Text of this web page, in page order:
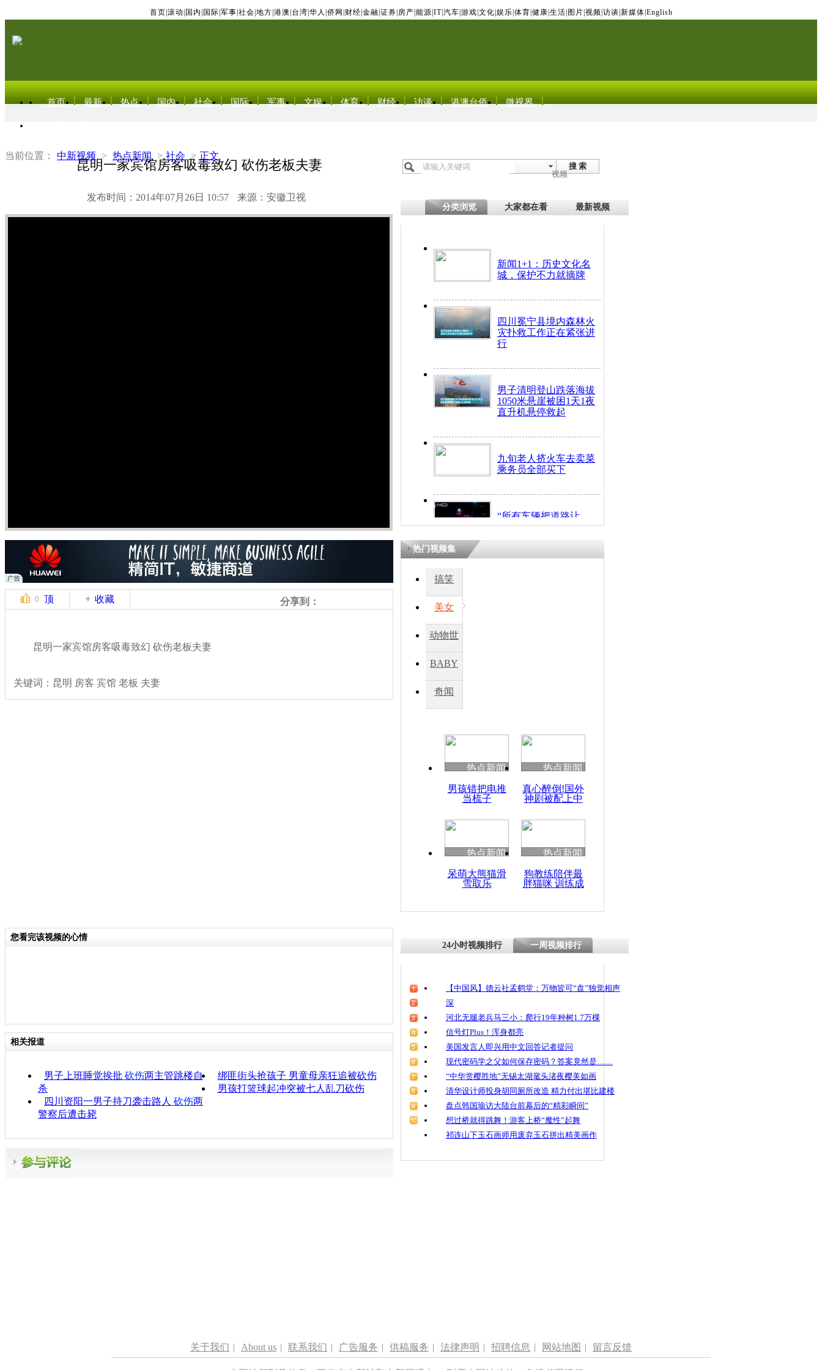
首页 滚动 国内 国际 军事 社会 地方 港澳 台湾 华人 侨网 财经 金融 证券 房产 能源 IT| 汽车 游戏 文化 娱乐 体育 健康 生活 图片 视频 访谈 新媒体 English
首页 最新 热点 国内 社会 国际 军事 文娱 体育 财经 访谈 港澳台侨 微视界
当前位置： 中新视频 > 热点新闻 > 社会 > 正文
昆明一家宾馆房客吸毒致幻 砍伤老板夫妻
发布时间：2014年07月26日 10:57 来源：安徽卫视
搜 索
视频
分类浏览 大家都在看 最新视频
新闻1+1：历史文化名
城，保护不力就摘牌
四川冕宁县境内森林火
灾扑救工作正在紧张进
行
男子清明登山跌落海拔
1050米悬崖被困1天1夜
直升机悬停救起
九旬老人挤火车去卖菜
乘务员全部买下
“所有车辆把道路让
开！”儿童突发疾病交
因
度苗族花山节
魂
0 顶 收藏 分享到：
昆明一家宾馆房客吸毒致幻 砍伤老板夫妻
关键词：昆明 房客 宾馆 老板 夫妻
热门视频集
搞笑
美女
动物世
BABY
秀
奇闻
热点新闻
男孩错把电推
当梳子
热点新闻
真心醉倒!国外
神剧被配上中
热点新闻
呆萌大熊猫滑
雪取乐
热点新闻
狗教练陪伴最
胖猫咪 训练成
您看完该视频的心情
相关报道
男子上班睡觉挨批 砍伤两主管跳楼自
杀
绑匪街头抢孩子 男童母亲狂追被砍伤
男孩打篮球起冲突被七人乱刀砍伤
四川资阳一男子持刀袭击路人 砍伤两
警察后遭击毙
24小时视频排行 一周视频排行
【中国风】德云社孟鹤堂：万物皆可“盘”独觉相声
深
河北无腿老兵马三小：爬行19年种树1.7万棵
信号灯Plus！浑身都亮
美国发言人即兴用中文回答记者提问
现代密码学之父如何保存密码？答案竟然是……
“中华赏樱胜地”无锡太湖鼋头渚夜樱美如画
清华设计师投身胡同厕所改造 精力付出堪比建楼
盘点韩国瑜访大陆台前幕后的“精彩瞬间”
想过桥就得跳舞！游客上桥“魔性”起舞
祁连山下玉石画师用废弃玉石拼出精美画作
关于我们 | About us | 联系我们 | 广告服务 | 供稿服务 | 法律声明 | 招聘信息 | 网站地图 | 留言反馈